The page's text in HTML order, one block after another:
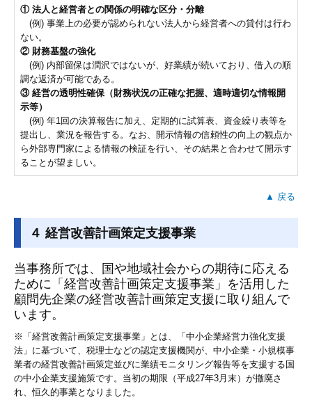
① 法人と経営者との関係の明確な区分・分離
(例) 事業上の必要が認められない法人から経営者への貸付は行わ
ない。
② 財務基盤の強化
(例) 内部留保は潤沢ではないが、好業績が続いており、借入の順
調な返済が可能である。
③ 経営の透明性確保（財務状況の正確な把握、適時適切な情報開
示等）
(例) 年1回の決算報告に加え、定期的に試算表、資金繰り表等を
提出し、業況を報告する。なお、開示情報の信頼性の向上の観点か
ら外部専門家による情報の検証を行い、その結果と合わせて開示す
ることが望ましい。
▲ 戻る
４ 経営改善計画策定支援事業
当事務所では、国や地域社会からの期待に応える
ために「経営改善計画策定支援事業」を活用した
顧問先企業の経営改善計画策定支援に取り組んで
います。
※「経営改善計画策定支援事業」とは、「中小企業経営力強化支援
法」に基づいて、税理士などの認定支援機関が、中小企業・小規模事
業者の経営改善計画策定並びに業績モニタリング報告等を支援する国
の中小企業支援施策です。当初の期限（平成27年3月末）が撤廃さ
れ、恒久的事業となりました。